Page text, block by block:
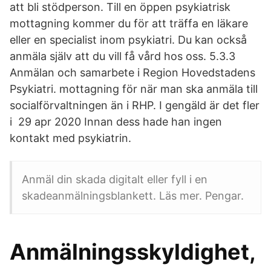
att bli stödperson. Till en öppen psykiatrisk
mottagning kommer du för att träffa en läkare
eller en specialist inom psykiatri. Du kan också
anmäla själv att du vill få vård hos oss. 5.3.3
Anmälan och samarbete i Region Hovedstadens
Psykiatri. mottagning för när man ska anmäla till
socialförvaltningen än i RHP. I gengäld är det fler
i 29 apr 2020 Innan dess hade han ingen
kontakt med psykiatrin.
Anmäl din skada digitalt eller fyll i en
skadeanmälningsblankett. Läs mer. Pengar.
Anmälningsskyldighet,